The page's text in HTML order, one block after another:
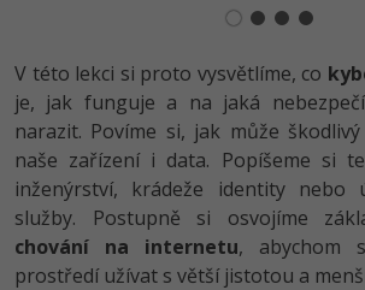
Kurzy designu
HTML/CSS -80%
Photoshop -80%
Adobe Illustrator -80%
Příběhy absolventů
Blog
Kariéra
V této lekci si proto vysvětlíme, co
je, jak funguje a na jaká
narazit. Povíme si, jak může
naše zařízení i data. Popíšeme si
inženýrství, krádeže identity nebo
služby. Postupně si osvojíme
chování na internetu, abychom
prostředí užívat s větší jistotou a